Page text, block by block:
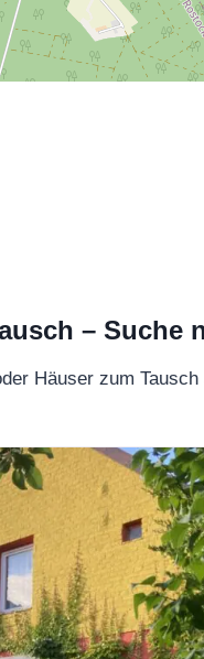
– Suche
Häuser zum Tausch